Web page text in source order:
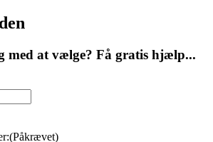
med at vælge? Få gratis hjælp...
(Påkrævet)